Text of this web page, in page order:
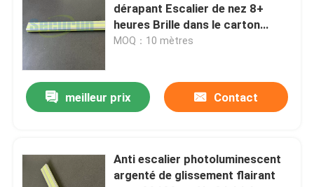
dérapant Escalier de nez 8+
heures Brille dans le carton
sombre
MOQ：10 mètres
meilleur prix Contact
Anti escalier photoluminescent
argenté de glissement flairant